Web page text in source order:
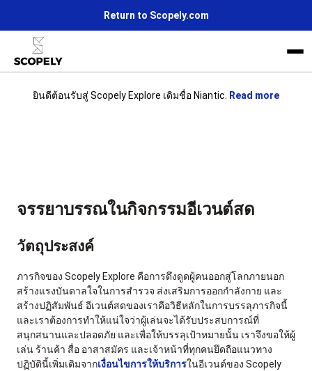
Return to Scopely.com
ยินดีต้อนรับสู่ Scopely Explore เดิมชื่อ Niantic. Read more
จรรยาบรรณในกิจกรรมอีเวนต์สด
วัตถุประสงค์
ภารกิจของ Scopely Explore คือการดึงดูดผู้คนออกสู่โลกภายนอก
สร้างแรงบันดาลใจในการสำรวจ ส่งเสริมการออกกำลังกาย และ
สร้างปฏิสัมพันธ์ อีเวนต์สดของเราคือวิธีหลักในการบรรลุภารกิจนี้
และเราต้องการทำให้แน่ใจว่าผู้เล่นจะได้รับประสบการณ์ที่
สนุกสนานและปลอดภัย และเพื่อให้บรรลุเป้าหมายนั้น เราจึงขอให้ผู้
เล่น ร้านค้า สื่อ อาสาสมัคร และเจ้าหน้าที่ทุกคนยึดถือแนวทาง
ปฏิบัตินี้เพิ่มเติมจากเงื่อนไขการให้บริการในอีเวนต์ของ Scopely